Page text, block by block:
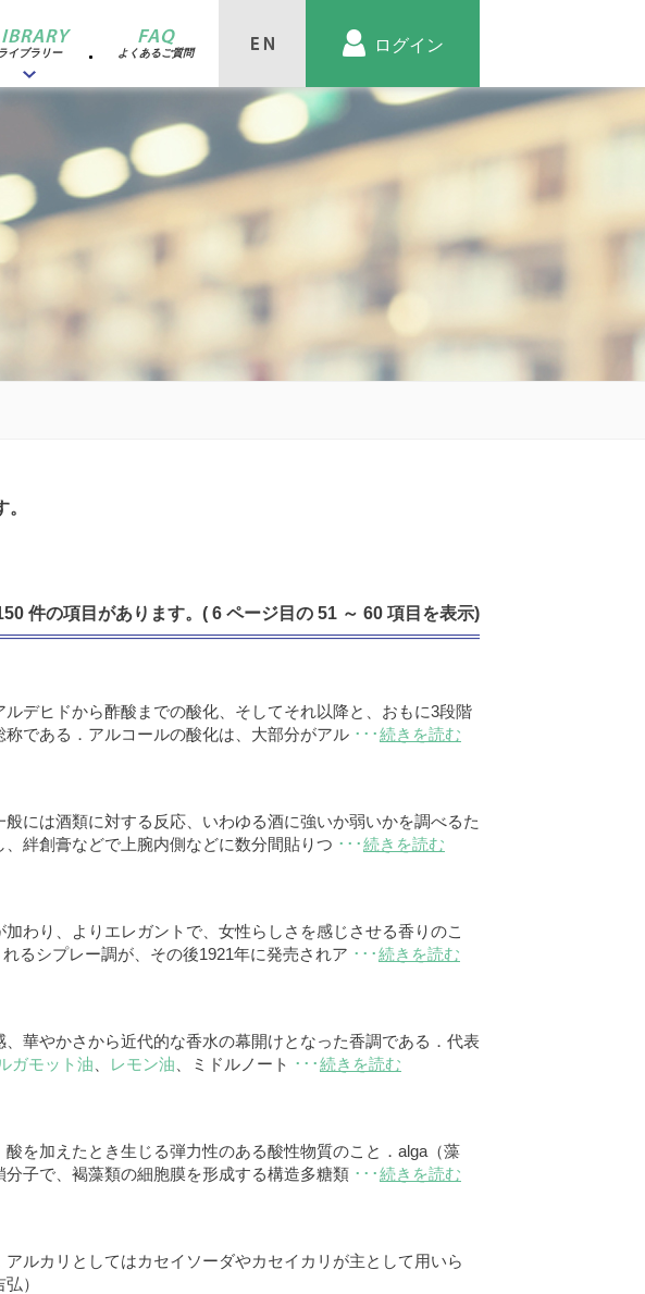
ログイン
ライブラリー
FAQ
よくあるご質問
件の項目があります。( 6 ページ目の 51 ～ 60 項目を表示)
デヒドから酢酸までの酸化、そしてそれ以降と、おもに3段階
である．アルコールの酸化は、大部分がアル ･･･続きを読む
には酒類に対する反応、いわゆる酒に強いか弱いかを調べるた
絆創膏などで上腕内側などに数分間貼りつ ･･･続きを読む
わり、よりエレガントで、女性らしさを感じさせる香りのこ
るシプレー調が、その後1921年に発売されア ･･･続きを読む
華やかさから近代的な香水の幕開けとなった香調である．代表
ガモット油 レモン油 、ミドルノート ･･･続きを読む
を加えたとき生じる弾力性のある酸性物質のこと．alga（藻
子で、褐藻類の細胞膜を形成する構造多糖類 ･･･続きを読む
ルカリとしてはカセイソーダやカセイカリが主として用いら
）